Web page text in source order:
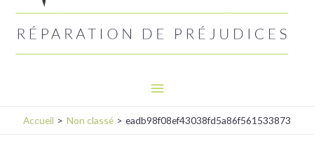
Accueil Non classé eadb98f08ef43038fd5a86f561533873